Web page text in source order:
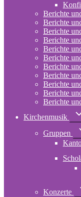
Berichte
Berichte
Berichte
Berichte
Berichte
Berichte
Berichte
Berichte
Berichte
Berichte
Berichte
Kirchenmusik
Gruppen
Konzerte